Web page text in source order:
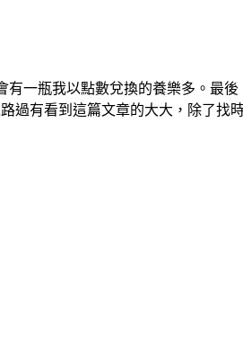
一瓶我以點數兌換的養樂多。最
過有看到這篇文章的大大，除了找